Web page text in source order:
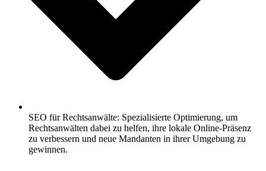
SEO für Rechtsanwälte: Spezialisierte Optimierung, um
Rechtsanwälten dabei zu helfen, ihre lokale Online-Präsenz
zu verbessern und neue Mandanten in ihrer Umgebung zu
gewinnen.